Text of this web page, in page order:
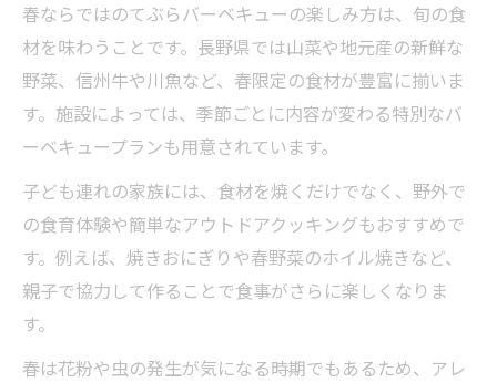
春ならではのてぶらバーベキューの楽しみ方は、旬の食
材を味わうことです。長野県では山菜や地元産の新鮮な
野菜、信州牛や川魚など、春限定の食材が豊富に揃いま
す。施設によっては、季節ごとに内容が変わる特別なバ
ーベキュープランも用意されています。
子ども連れの家族には、食材を焼くだけでなく、野外で
の食育体験や簡単なアウトドアクッキングもおすすめで
す。例えば、焼きおにぎりや春野菜のホイル焼きなど、
親子で協力して作ることで食事がさらに楽しくなりま
す。
春は花粉や虫の発生が気になる時期でもあるため、アレ